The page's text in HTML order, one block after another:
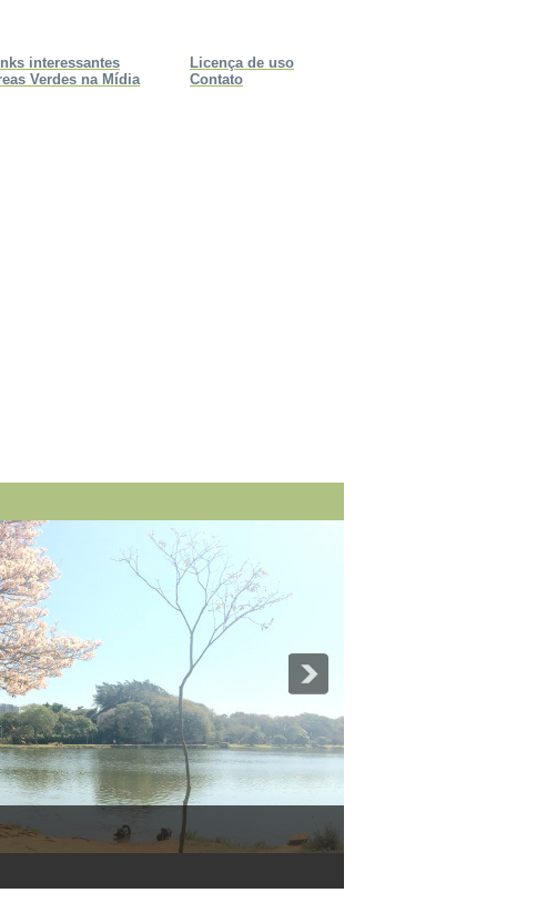
Licença de uso
Contato
interessantes
Verdes na Mídia